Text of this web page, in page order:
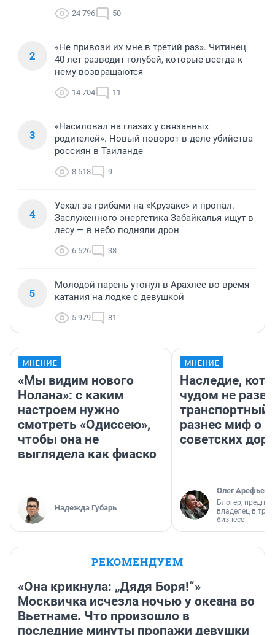
24 796 50
2
«Не привози их мне в третий раз». Читинец
40 лет разводит голубей, которые всегда к
нему возвращаются
14 704 11
3
«Насиловал на глазах у связанных
родителей». Новый поворот в деле убийства
россиян в Таиланде
8 518 9
4
Уехал за грибами на «Крузаке» и пропал.
Заслуженного энергетика Забайкалья ищут в
лесу — в небо подняли дрон
6 526 38
5
Молодой парень утонул в Арахлее во время
катания на лодке с девушкой
5 979 81
МНЕНИЕ
«Мы видим нового
Нолана»: с каким
настроем нужно
смотреть «Одиссею»,
чтобы она не
выглядела как фиаско
Надежда Губарь
МНЕНИЕ
Наследие,
чудом не
транспортный
разнес миф о
советских
Олег Арефьев
Блогер,
владелец в
бизнесе
РЕКОМЕНДУЕМ
«Она крикнула: „Дядя Боря!“»
Москвичка исчезла ночью у океана во
Вьетнаме. Что произошло в
последние минуты пропажи девушки